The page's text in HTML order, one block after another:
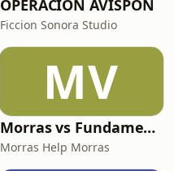
OPERACIÓN AVISPON
Ficcion Sonora Studio
MV
Morras vs Fundamentalismos
Morras Help Morras